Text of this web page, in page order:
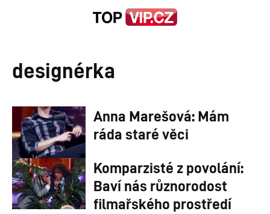
designérka
Anna Marešová: Mám
ráda staré věci
Komparzisté z povolání:
Baví nás různorodost
filmařského prostředí